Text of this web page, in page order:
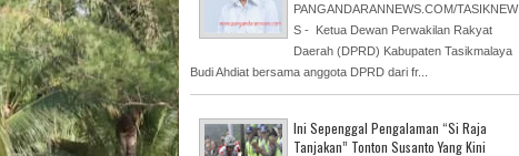
PANGANDARANNEWS.COM/TASIKNEW
S - Ketua Dewan Perwakilan Rakyat
Daerah (DPRD) Kabupaten Tasikmalaya
Budi Ahdiat bersama anggota DPRD dari fr...
Ini Sepenggal Pengalaman “Si Raja
Tanjakan” Tonton Susanto Yang Kini